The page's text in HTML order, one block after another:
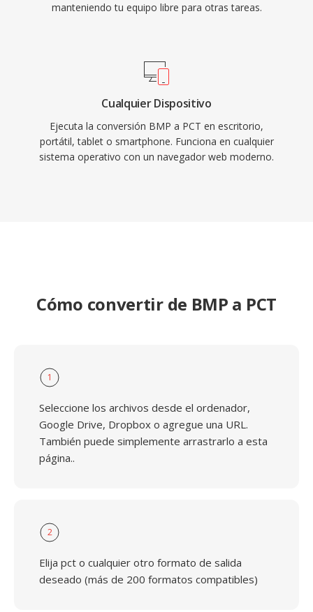
manteniendo tu equipo libre para otras tareas.
Cualquier Dispositivo
Ejecuta la conversión BMP a PCT en escritorio,
portátil, tablet o smartphone. Funciona en cualquier
sistema operativo con un navegador web moderno.
Cómo convertir de BMP a PCT
1
Seleccione los archivos desde el ordenador,
Google Drive, Dropbox o agregue una URL.
También puede simplemente arrastrarlo a esta
página..
2
Elija pct o cualquier otro formato de salida
deseado (más de 200 formatos compatibles)